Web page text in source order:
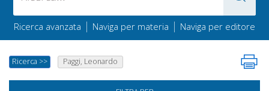
Ricerca avanzata | Naviga per materia | Naviga per editore
Ricerca >> Paggi, Leonardo